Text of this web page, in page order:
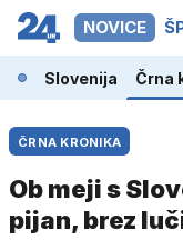
NOVICE
Slovenija Črna
ČRNA KRONIKA
Ob meji s
pijan, brez